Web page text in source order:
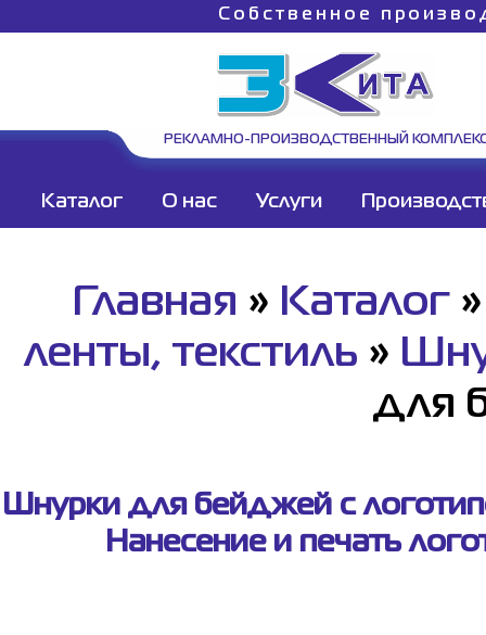
Собственное
РЕКЛАМНО-ПРОИЗВОДСТВЕННЫЙ
Каталог О нас Услуги
Главная » Каталог
ленты, текстиль »
для
Шнурки для бейджей с
Нанесение и печать